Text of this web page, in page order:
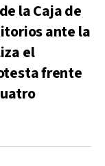
la Caja de
ante la
el
frente